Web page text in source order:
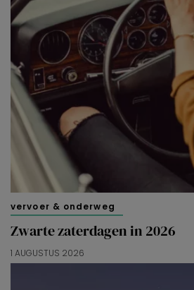
vervoer & onderweg
Zwarte zaterdagen in 2026
1 AUGUSTUS 2026